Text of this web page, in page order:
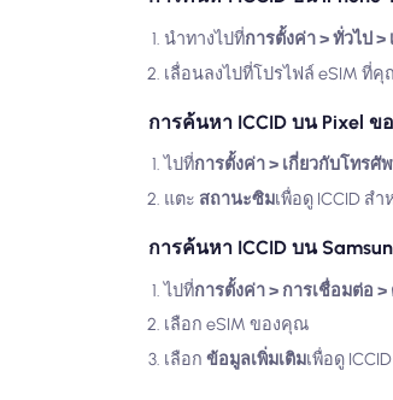
นำทางไปที่การตั้งค่า > ทั่วไป >
เลื่อนลงไปที่โปรไฟล์ eSIM ที่
การค้นหา ICCID บน Pixel
ไปที่การตั้งค่า > เกี่ยวกับโทรศั
แตะ สถานะซิมเพื่อดู ICCID ส
การค้นหา ICCID บน
ไปที่การตั้งค่า > การเชื่อมต่อ
เลือก eSIM ของคุณ
เลือก ข้อมูลเพิ่มเติมเพื่อดู